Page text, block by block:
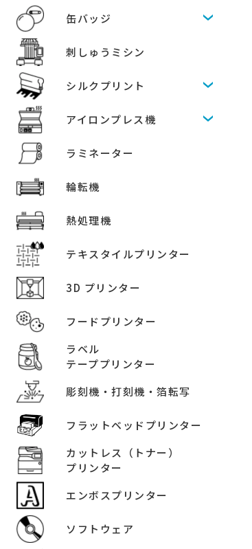
缶バッジ
刺しゅうミシン
シルクプリント
アイロンプレス機
ラミネーター
輪転機
熱処理機
テキスタイルプリンター
3D プリンター
フードプリンター
ラベル
テーププリンター
彫刻機・打刻機・箔転写
フラットベッドプリンター
カットレス（トナー）
プリンター
エンボスプリンター
ソフトウェア